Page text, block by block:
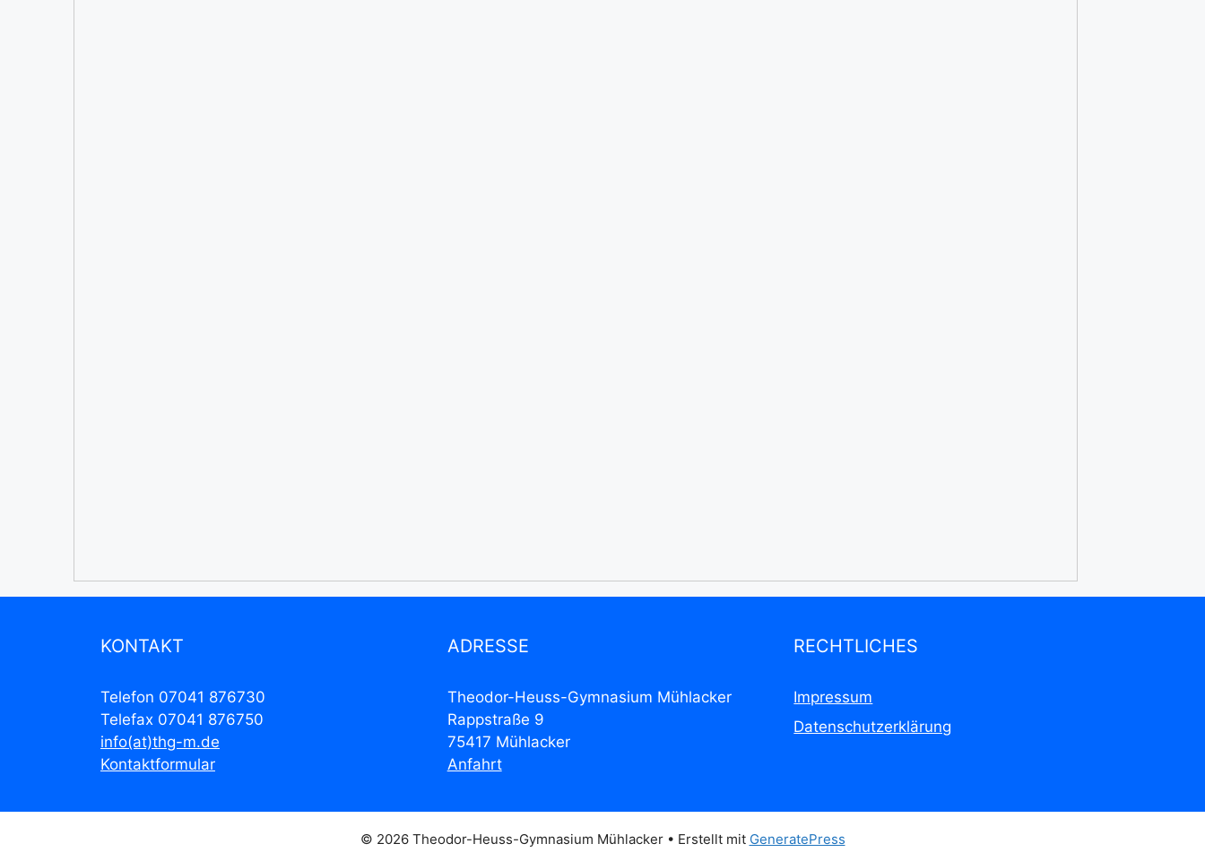
KONTAKT
Telefon 07041 876730
Telefax 07041 876750
info(at)thg-m.de
Kontaktformular
ADRESSE
Theodor-Heuss-Gymnasium Mühlacker
Rappstraße 9
75417 Mühlacker
Anfahrt
RECHTLICHES
Impressum
Datenschutzerklärung
© 2026 Theodor-Heuss-Gymnasium Mühlacker• Erstellt mit GeneratePress